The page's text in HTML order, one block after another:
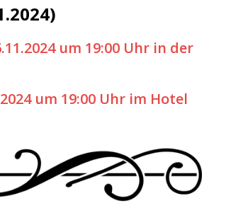
um 19:00 Uhr in der
um 19:00 Uhr im Hotel